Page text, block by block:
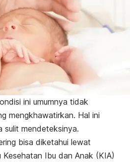
ini umumnya tidak
mengkhawatirkan. Hal ini
sulit mendeteksinya.
bisa diketahui lewat
Ibu dan Anak (KIA)